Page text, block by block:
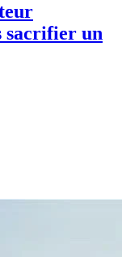
sacrifier un